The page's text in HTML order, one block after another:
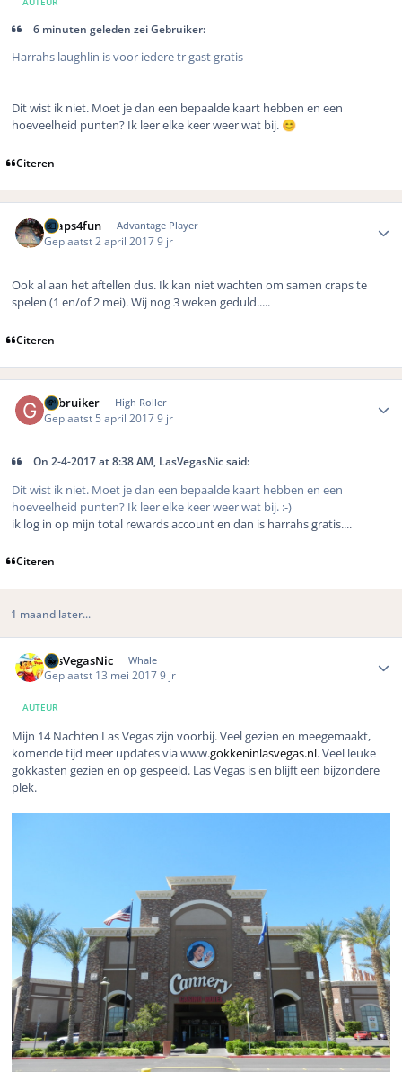
6 minuten geleden zei Gebruiker:
Harrahs laughlin is voor iedere tr gast gratis
Dit wist ik niet. Moet je dan een bepaalde kaart hebben en een
hoeveelheid punten? Ik leer elke keer weer wat bij. 😊
Citeren
Craps4fun Advantage Player
Geplaatst 2 april 20179 jr
Ook al aan het aftellen dus. Ik kan niet wachten om samen craps te
spelen (1 en/of 2 mei). Wij nog 3 weken geduld.....
Citeren
Gebruiker High Roller
Geplaatst 5 april 20179 jr
On 2-4-2017 at 8:38 AM, LasVegasNic said:
Dit wist ik niet. Moet je dan een bepaalde kaart hebben en een
hoeveelheid punten? Ik leer elke keer weer wat bij. :-)
ik log in op mijn total rewards account en dan is harrahs gratis....
Citeren
1 maand later...
LasVegasNic Whale
Geplaatst 13 mei 20179 jr
AUTEUR
Mijn 14 Nachten Las Vegas zijn voorbij. Veel gezien en meegemaakt,
komende tijd meer updates via www.gokkeninlasvegas.nl. Veel leuke
gokkasten gezien en op gespeeld. Las Vegas is en blijft een bijzondere
plek.